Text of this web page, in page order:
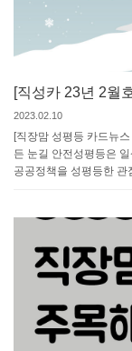
[직성카 23년 2월
2023.02.10
[직장맘 성평등 카드뉴
든 눈길 안전성평등은
공공정책을 성평등한 관